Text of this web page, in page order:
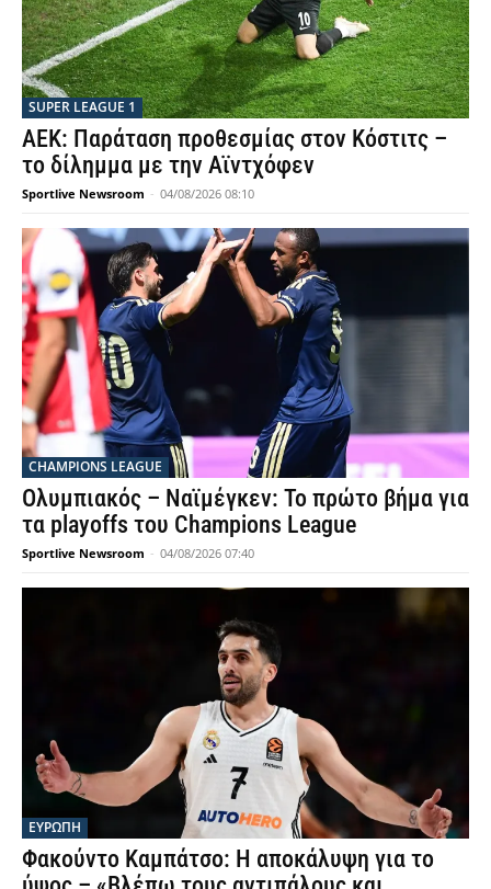
SUPER LEAGUE 1
ΑΕΚ: Παράταση προθεσμίας στον Κόστιτς –
το δίλημμα με την Αϊντχόφεν
Sportlive Newsroom - 04/08/2026 08:10
CHAMPIONS LEAGUE
Ολυμπιακός – Ναϊμέγκεν: Το πρώτο βήμα για
τα playoffs του Champions League
Sportlive Newsroom - 04/08/2026 07:40
ΕΥΡΩΠΗ
Φακούντο Καμπάτσο: Η αποκάλυψη για το